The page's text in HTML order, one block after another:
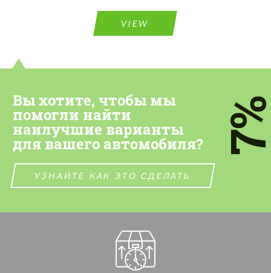
VIEW
Вы хотите, чтобы мы
помогли найти
наилучшие варианты
для вашего автомобиля?
УЗНАЙТЕ КАК ЭТО СДЕЛАТЬ